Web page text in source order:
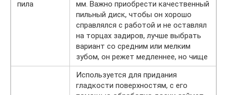
пила
мм. Важно приобрести качественный
пильный диск, чтобы он хорошо
справлялся с работой и не оставлял
на торцах задиров, лучше выбрать
вариант со средним или мелким
зубом, он режет медленнее, но чище
Используется для придания
гладкости поверхностям, с его